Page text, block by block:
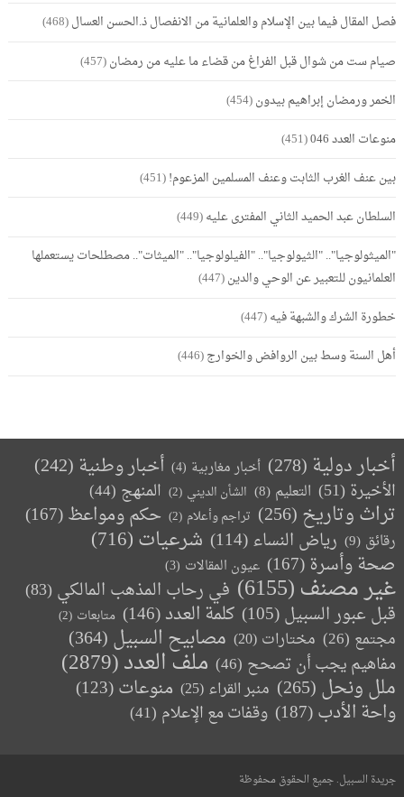
فصل المقال فيما بين الإسلام والعلمانية من الانفصال ذ.الحسن العسال(468)
صيام ست من شوال قبل الفراغ من قضاء ما عليه من رمضان(457)
الخمر ورمضان إبراهيم بيدون(454)
منوعات العدد 046
(451)
بين عنف الغرب الثابت وعنف المسلمين المزعوم!(451)
السلطان عبد الحميد الثاني المفترى عليه(449)
"الميثولوجيا".. "الثيولوجيا".. "الفيلولوجيا".. "الميثات".. مصطلحات يستعملها
العلمانيون للتعبير عن الوحي والدين(447)
خطورة الشرك والشبهة فيه(447)
أهل السنة وسط بين الروافض والخوارج(446)
أخبار دولية (278) أخبار مغاربية (4) أخبار وطنية(242)
الأخيرة (51) التعليم (8) الشأن الديني (2) المنهج (44)
تراث وتاريخ(256) تراجم وأعلام (2) حكم ومواعظ(167)
رقائق (9) رياض النساء(114) شرعيات(716)
صحة وأسرة(167) عيون المقالات (3)
غير مصنف(6155) في رحاب المذهب المالكي (83)
قبل عبور السبيل(105) كلمة العدد(146) متابعات (2)
مجتمع (26) مختارات (20) مصابيح السبيل(364)
مفاهيم يجب أن تصحح (46) ملف العدد(2879)
ملل ونحل(265) منبر القراء(25) منوعات(123)
واحة الأدب(187) وقفات مع الإعلام (41)
جريدة السبيل. جميع الحقوق محفوظة